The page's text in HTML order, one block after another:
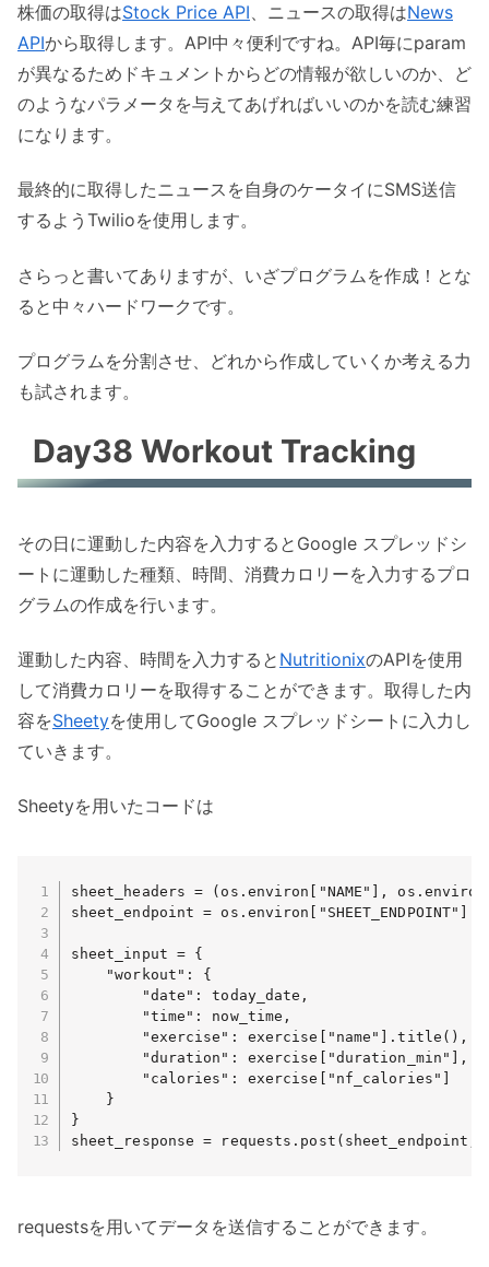
株価の取得はStock Price API、ニュースの取得はNews
APIから取得します。API中々便利ですね。API毎にparam
が異なるためドキュメントからどの情報が欲しいのか、ど
のようなパラメータを与えてあげればいいのかを読む練習
になります。
最終的に取得したニュースを自身のケータイにSMS送信
するようTwilioを使用します。
さらっと書いてありますが、いざプログラムを作成！とな
ると中々ハードワークです。
プログラムを分割させ、どれから作成していくか考える力
も試されます。
Day38 Workout Tracking
その日に運動した内容を入力するとGoogle スプレッドシ
ートに運動した種類、時間、消費カロリーを入力するプロ
グラムの作成を行います。
運動した内容、時間を入力すると NutritionixのAPIを使用
して消費カロリーを取得することができます。取得した内
容をSheetyを使用してGoogle スプレッドシートに入力し
ていきます。
Sheetyを用いたコードは
sheet_headers = (os.environ["NAME"],
sheet_endpoint = os.environ["SHEET_ENDPOINT"]
sheet_input = {
    "workout": {
        "date": today_date,
        "time": now_time,
        "exercise": exercise["name"].title(),
        "duration": exercise["duration_min"],
        "calories": exercise["nf_calories"]
    }
}
sheet_response = requests.post(sheet_endpoint,
requestsを用いてデータを送信することができます。